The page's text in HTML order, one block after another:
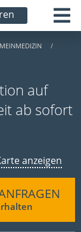
auf
ab sofort
anzeigen